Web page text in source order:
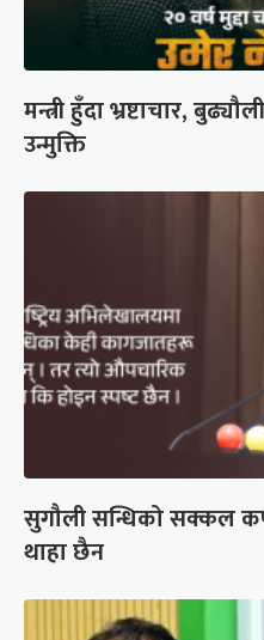
मन्त्री हुँदा भ्रष्टाचार,
उन्मुक्ति
सुगौली सन्धिको सक्कल
थाहा छैन